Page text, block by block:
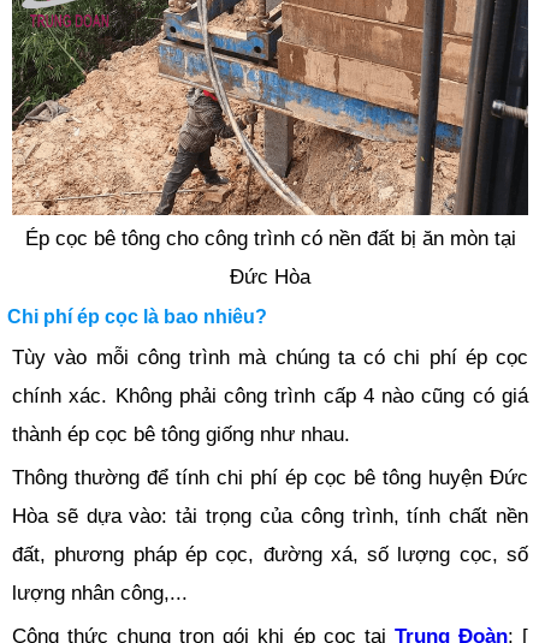
Ép cọc bê tông cho công trình có nền đất bị ăn mòn tại
Đức Hòa
Chi phí ép cọc là bao nhiêu?
Tùy vào mỗi công trình mà chúng ta có chi phí ép cọc
chính xác. Không phải công trình cấp 4 nào cũng có giá
thành ép cọc bê tông giống như nhau.
Thông thường để tính chi phí ép cọc bê tông huyện Đức
Hòa sẽ dựa vào: tải trọng của công trình, tính chất nền
đất, phương pháp ép cọc, đường xá, số lượng cọc, số
lượng nhân công,...
Công thức chung trọn gói khi ép cọc tại Trung Đoàn: [